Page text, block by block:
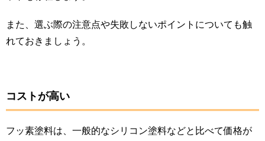
また、選ぶ際の注意点や失敗しないポイントについても触
れておきましょう。
コストが高い
フッ素塗料は、一般的なシリコン塗料などと比べて価格が